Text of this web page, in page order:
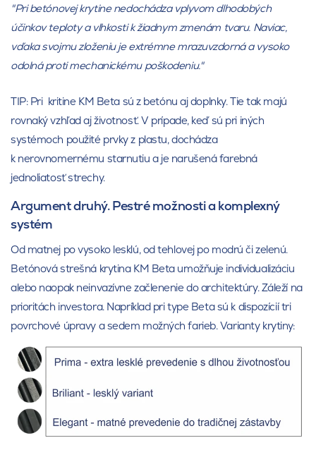
"Pri betónovej krytine nedochádza vplyvom dlhodobých
účinkov teploty a vlhkosti k žiadnym zmenám tvaru. Naviac,
vďaka svojmu zloženiu je extrémne mrazuvzdorná a vysoko
odolná proti mechanickému poškodeniu."
TIP: Pri kritine KM Beta sú z betónu aj doplnky. Tie tak majú
rovnaký vzhľad aj životnosť. V prípade, keď sú pri iných
systémoch použité prvky z plastu, dochádza
k nerovnomernému starnutiu a je narušená farebná
jednoliatosť strechy.
Argument druhý. Pestré možnosti a komplexný
systém
Od matnej po vysoko lesklú, od tehlovej po modrú či zelenú.
Betónová strešná krytina KM Beta umožňuje individualizáciu
alebo naopak neinvazívne začlenenie do architektúry. Záleží na
prioritách investora. Napríklad pri type Beta sú k dispozícií tri
povrchové úpravy a sedem možných farieb. Varianty krytiny: